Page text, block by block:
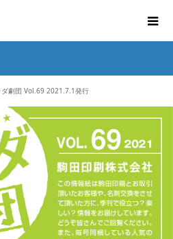
ダ劇団 Vol.69 2021.7.1発行